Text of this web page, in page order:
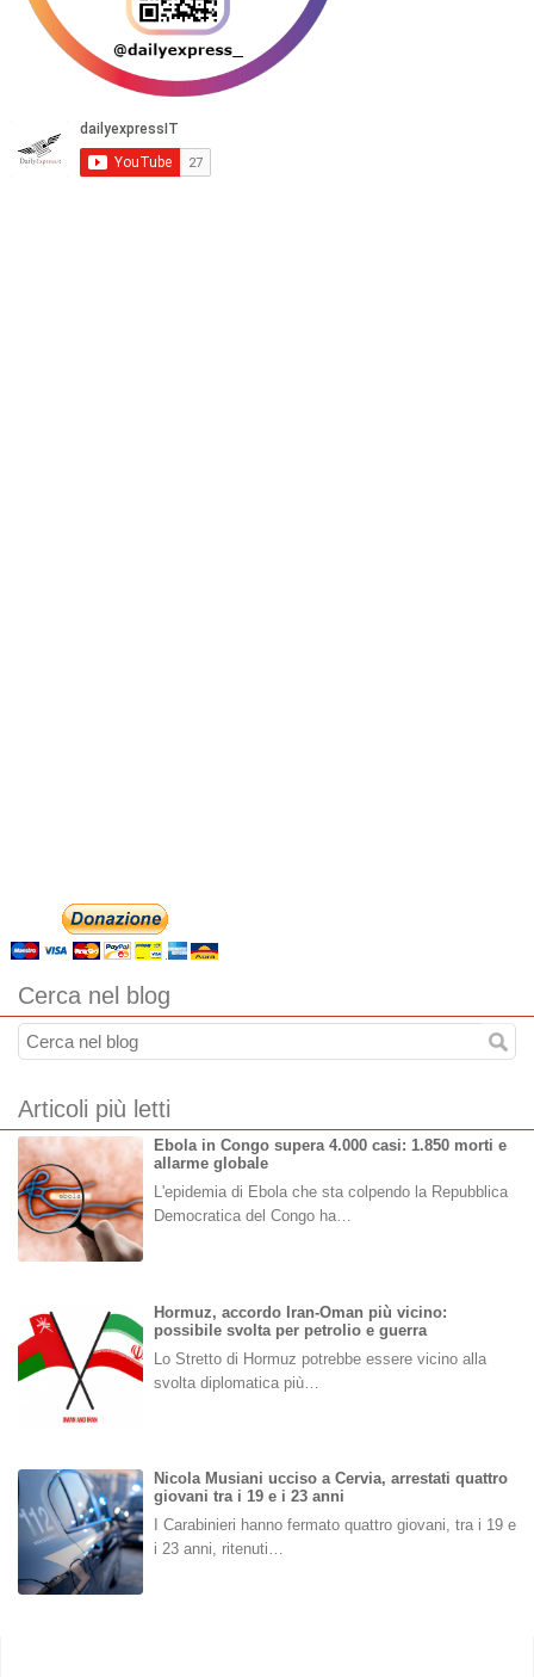
Cerca nel blog
Articoli più letti
Ebola in Congo supera 4.000 casi: 1.850 morti e
allarme globale
L'epidemia di Ebola che sta colpendo la Repubblica
Democratica del Congo ha…
Hormuz, accordo Iran-Oman più vicino:
possibile svolta per petrolio e guerra
Lo Stretto di Hormuz potrebbe essere vicino alla
svolta diplomatica più…
Nicola Musiani ucciso a Cervia, arrestati quattro
giovani tra i 19 e i 23 anni
I Carabinieri hanno fermato quattro giovani, tra i 19 e
i 23 anni, ritenuti…